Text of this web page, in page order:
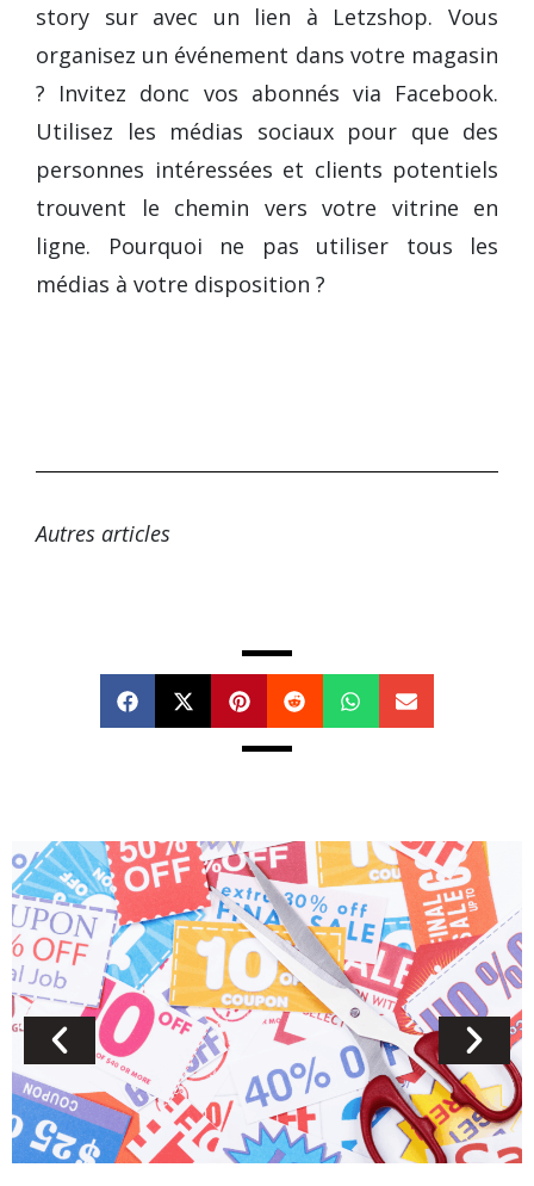
story sur avec un lien à Letzshop. Vous
organisez un événement dans votre magasin
? Invitez donc vos abonnés via Facebook.
Utilisez les médias sociaux pour que des
personnes intéressées et clients potentiels
trouvent le chemin vers votre vitrine en
ligne. Pourquoi ne pas utiliser tous les
médias à votre disposition ?
Autres articles